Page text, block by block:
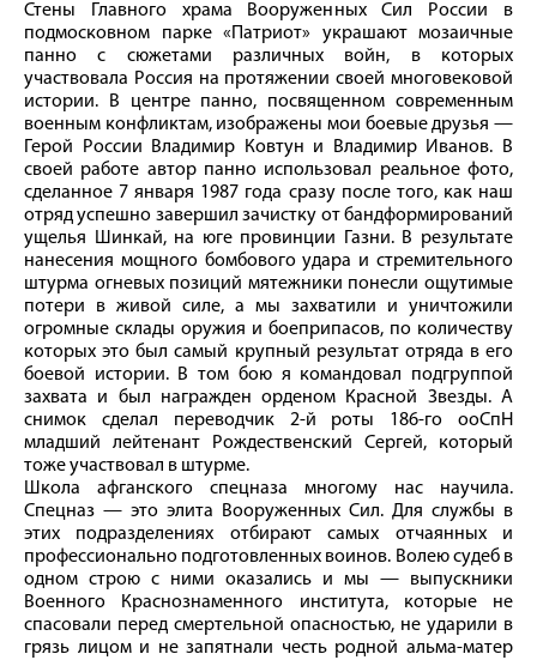
Стены Главного храма Вооруженных Сил России в
подмосковном парке «Патриот» украшают мозаичные
панно с сюжетами различных войн, в которых
участвовала Россия на протяжении своей многовековой
истории. В центре панно, посвященном современным
военным конфликтам, изображены мои боевые друзья —
Герой России Владимир Ковтун и Владимир Иванов. В
своей работе автор панно использовал реальное фото,
сделанное 7 января 1987 года сразу после того, как наш
отряд успешно завершил зачистку от бандформирований
ущелья Шинкай, на юге провинции Газни. В результате
нанесения мощного бомбового удара и стремительного
штурма огневых позиций мятежники понесли ощутимые
потери в живой силе, а мы захватили и уничтожили
огромные склады оружия и боеприпасов, по количеству
которых это был самый крупный результат отряда в его
боевой истории. В том бою я командовал подгруппой
захвата и был награжден орденом Красной Звезды. А
снимок сделал переводчик 2‑й роты 186‑го ооСпН
младший лейтенант Рождественский Сергей, который
тоже участвовал в штурме.
Школа афганского спецназа многому нас научила.
Спецназ — это элита Вооруженных Сил. Для службы в
этих подразделениях отбирают самых отчаянных и
профессионально подготовленных воинов. Волею судеб в
одном строю с ними оказались и мы — выпускники
Военного Краснознаменного института, которые не
спасовали перед смертельной опасностью, не ударили в
грязь лицом и не запятнали честь родной альма-­матер